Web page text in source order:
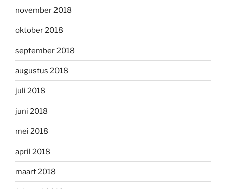
november 2018
oktober 2018
september 2018
augustus 2018
juli 2018
juni 2018
mei 2018
april 2018
maart 2018